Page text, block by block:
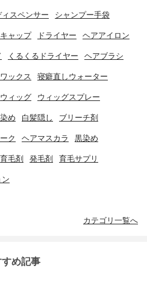
スペンサー シャンプー手袋
ャップ ドライヤー ヘアアイロン
くるくるドライヤー ヘアブラシ
ックス 寝癖直しウォーター
ウィッグ ウィッグスプレー
め 白髪隠し ブリーチ剤
ク ヘアマスカラ 黒染め
育毛剤 発毛剤 育毛サプリ
カテゴリ一覧へ
め記事